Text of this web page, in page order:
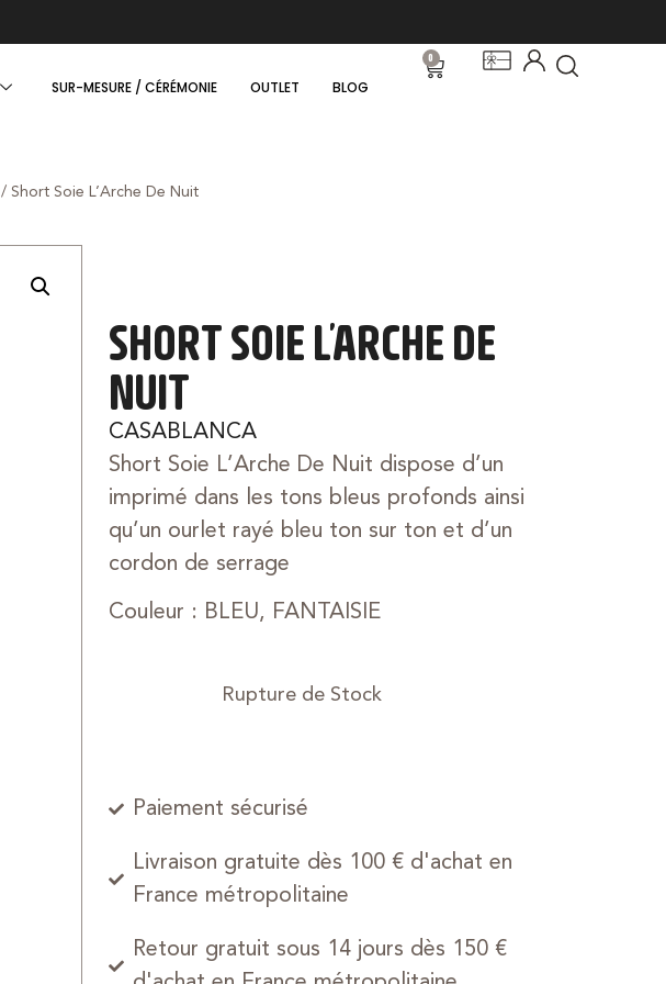
SUR-MESURE / CÉRÉMONIE OUTLET BLOG
0
/ Short Soie L’Arche De Nuit
SHORT SOIE L’ARCHE DE
NUIT
CASABLANCA
Short Soie L’Arche De Nuit dispose d’un
imprimé dans les tons bleus profonds ainsi
qu’un ourlet rayé bleu ton sur ton et d’un
cordon de serrage
Couleur : BLEU, FANTAISIE
Paiement sécurisé
Livraison gratuite dès 100 € d'achat en
France métropolitaine
Retour gratuit sous 14 jours dès 150 €